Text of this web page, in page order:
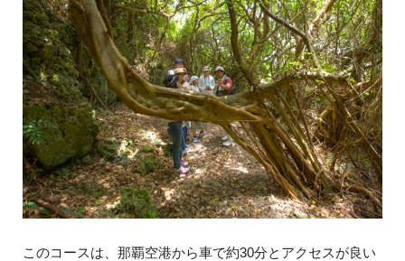
このコースは、那覇空港から車で約30分とアクセスが良い